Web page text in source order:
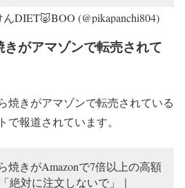
DIET🐷BOO (@pikapanchi804)
がアマゾンで転売されて
焼きがアマゾンで転売されている
で報道されています。
焼きがAmazonで7倍以上の高額
対に注文しないで」｜